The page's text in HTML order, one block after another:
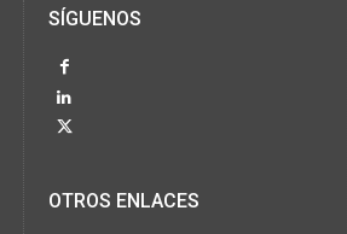
SÍGUENOS
OTROS ENLACES